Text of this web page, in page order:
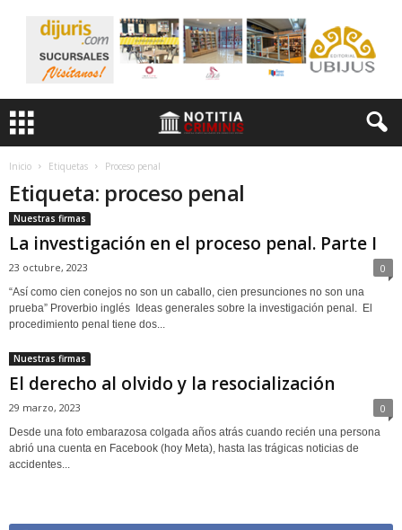
Inicio Etiquetas Proceso penal
Etiqueta: proceso penal
Nuestras firmas
La investigación en el proceso penal. Parte I
23 octubre, 2023 0
“Así como cien conejos no son un caballo, cien presunciones no son una
prueba” Proverbio inglés Ideas generales sobre la investigación penal. El
procedimiento penal tiene dos...
Nuestras firmas
El derecho al olvido y la resocialización
29 marzo, 2023 0
Desde una foto embarazosa colgada años atrás cuando recién una persona
abrió una cuenta en Facebook (hoy Meta), hasta las trágicas noticias de
accidentes...